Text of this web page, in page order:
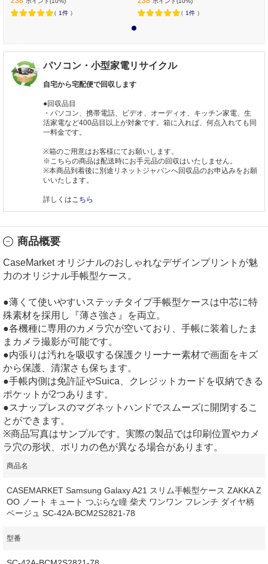
（ 1件 ）
（ 1件 ）
パソコン・小型家電リサイクル
自宅から宅配便で回収します
●回収品目
・パソコン、携帯電話、ビデオ、オーディオ、キッチン家電、生
活家電など400品目以上が対象です。箱に入れば、何点入れても同
一料金です。
※箱のご用意はお客様にてお願いします。
※こちらの商品は配送時にお手元品の回収はいたしません。
※本商品到着後に別途リネットジャパンへ回収品のお申込みをお願
いいたします。
詳しくはこちら
商品概要
CaseMarket オリジナルのおしゃれなデザインプリントが魅
力のオリジナル手帳型ケース。
●薄くて使いやすいステッチタイプ手帳型ケースは中芯に特
殊素材を採用し『薄さ強さ』を両立。
●各機種に専用のカメラ穴が空いており、手帳に装着したま
まカメラ撮影が可能です。
●内張りは汚れを吸収する保護クリーナー素材で画面をキズ
から保護、清潔さも保ちます。
●手帳内側は免許証やSuica、クレジットカードを収納できる
ポケットが2つあります。
●スナップレスのマグネットハンドでスムーズに開閉するこ
とができます。
※商品写真はサンプルです。実際の製品では印刷位置やカメ
ラ穴の形状、ポリカの色が異なる場合があります。
商品名
CASEMARKET Samsung Galaxy A21 スリム手帳型ケース ZAKKA Z
OO ノート キュート つぶらな瞳 柴犬 ワンワン フレンチ ダイヤ柄
ベージュ SC-42A-BCM2S2821-78
型番